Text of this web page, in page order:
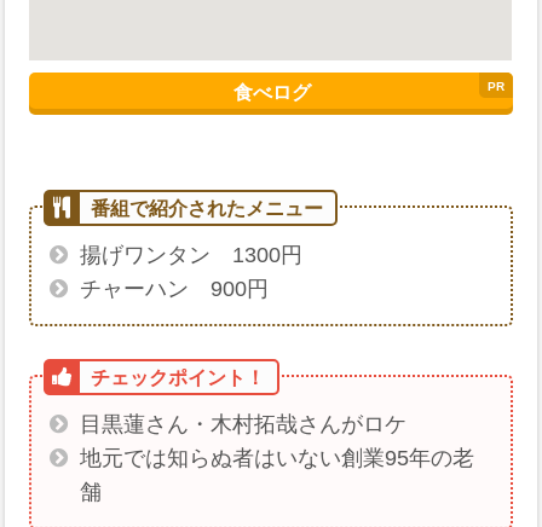
食べログ
揚げワンタン 1300円
チャーハン 900円
目黒蓮さん・木村拓哉さんがロケ
地元では知らぬ者はいない創業95年の老
舗